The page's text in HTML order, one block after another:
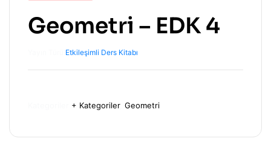
Geometri – EDK 4
Etkileşimli Ders Kitabı
+ Kategoriler, Geometri